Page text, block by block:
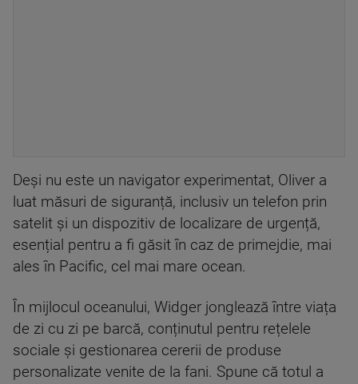
Deși nu este un navigator experimentat, Oliver a
luat măsuri de siguranță, inclusiv un telefon prin
satelit și un dispozitiv de localizare de urgență,
esențial pentru a fi găsit în caz de primejdie, mai
ales în Pacific, cel mai mare ocean.
În mijlocul oceanului, Widger jonglează între viața
de zi cu zi pe barcă, conținutul pentru rețelele
sociale și gestionarea cererii de produse
personalizate venite de la fani. Spune că totul a